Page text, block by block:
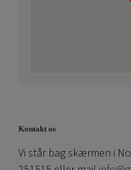
Kontakt os
Vi står bag skærmen i